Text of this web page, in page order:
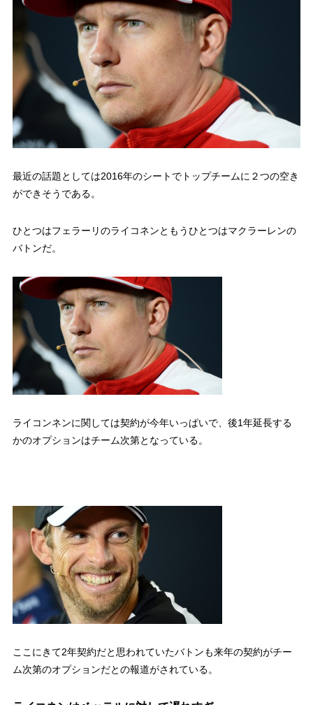
最近の話題としては2016年のシートでトップチームに２つの空き
ができそうである。
ひとつはフェラーリのライコネンともうひとつはマクラーレンの
バトンだ。
ライコンネンに関しては契約が今年いっぱいで、後1年延長する
かのオプションはチーム次第となっている。
ここにきて2年契約だと思われていたバトンも来年の契約がチー
ム次第のオプションだとの報道がされている。